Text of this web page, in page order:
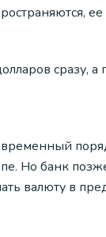
сразу,
Но банк
валюту в